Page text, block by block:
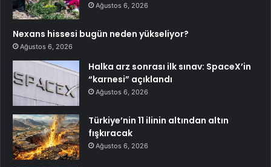
Ağustos 6, 2026
Nexans hissesi bugün neden yükseliyor?
Ağustos 6, 2026
Halka arz sonrası ilk sınav: SpaceX’in
“karnesi” açıklandı
Ağustos 6, 2026
Türkiye’nin 11 ilinin altından altın
fışkıracak
Ağustos 6, 2026